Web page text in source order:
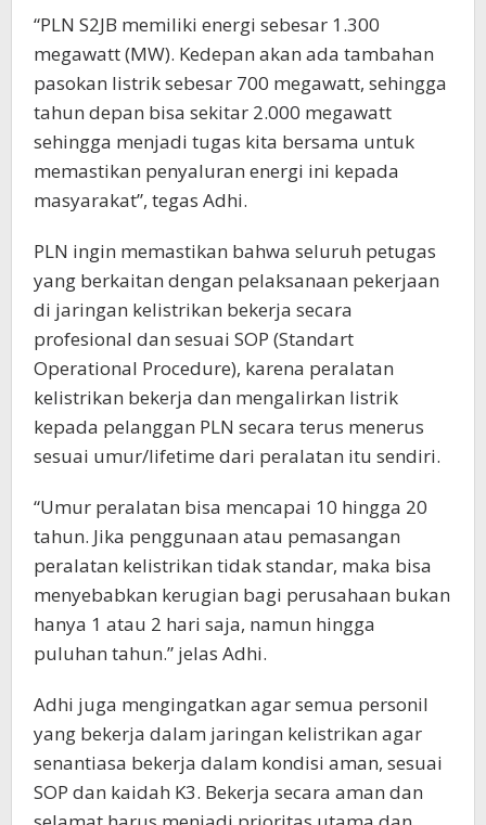
“PLN S2JB memiliki energi sebesar 1.300
megawatt (MW). Kedepan akan ada tambahan
pasokan listrik sebesar 700 megawatt, sehingga
tahun depan bisa sekitar 2.000 megawatt
sehingga menjadi tugas kita bersama untuk
memastikan penyaluran energi ini kepada
masyarakat”, tegas Adhi.
PLN ingin memastikan bahwa seluruh petugas
yang berkaitan dengan pelaksanaan pekerjaan
di jaringan kelistrikan bekerja secara
profesional dan sesuai SOP (Standart
Operational Procedure), karena peralatan
kelistrikan bekerja dan mengalirkan listrik
kepada pelanggan PLN secara terus menerus
sesuai umur/lifetime dari peralatan itu sendiri.
“Umur peralatan bisa mencapai 10 hingga 20
tahun. Jika penggunaan atau pemasangan
peralatan kelistrikan tidak standar, maka bisa
menyebabkan kerugian bagi perusahaan bukan
hanya 1 atau 2 hari saja, namun hingga
puluhan tahun.” jelas Adhi.
Adhi juga mengingatkan agar semua personil
yang bekerja dalam jaringan kelistrikan agar
senantiasa bekerja dalam kondisi aman, sesuai
SOP dan kaidah K3. Bekerja secara aman dan